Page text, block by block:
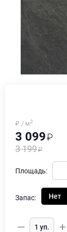
₽ / м2
3 099
3 199
Площадь:
Запас: Нет